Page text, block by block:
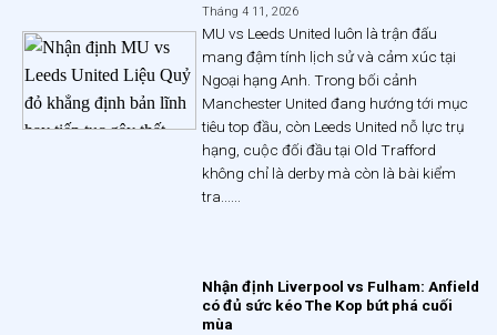
Tháng 4 11, 2026
MU vs Leeds United luôn là trận đấu
mang đậm tính lịch sử và cảm xúc tại
Ngoại hạng Anh. Trong bối cảnh
Manchester United đang hướng tới mục
tiêu top đầu, còn Leeds United nỗ lực trụ
hạng, cuộc đối đầu tại Old Trafford
không chỉ là derby mà còn là bài kiểm
tra......
Nhận định Liverpool vs Fulham: Anfield
có đủ sức kéo The Kop bứt phá cuối
mùa